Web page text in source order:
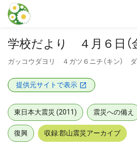
本文に飛ぶ
学校だより ４月６日（
ガッコウダヨリ ４ガツ６ニチ（キン）
提供元サイトで表示
東日本大震災 (2011) 震災への備え
復興 収録:郡山震災アーカイブ